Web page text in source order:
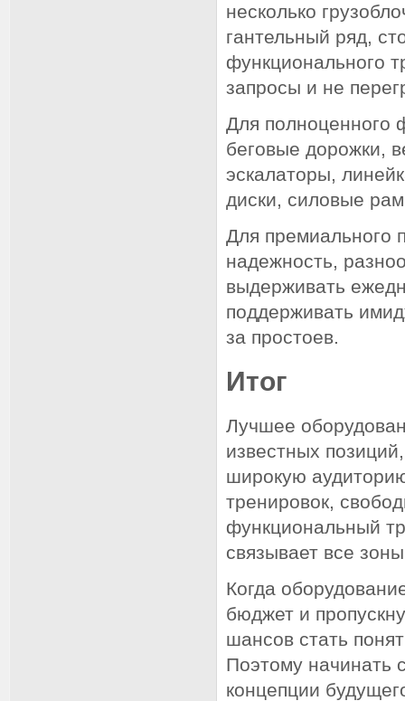
несколько
гантельный ряд,
функционального
запросы и не
Для полноценного
беговые дорожки,
эскалаторы,
диски, силовые
Для премиального
надежность,
выдерживать
поддерживать
за простоев.
Итог
Лучшее
известных
широкую
тренировок,
функциональный
связывает все
Когда
бюджет и
шансов стать
Поэтому начинать
концепции